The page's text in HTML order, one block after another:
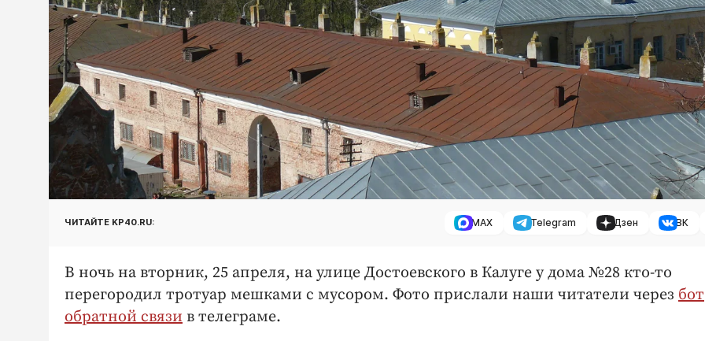
ЧИТАЙТЕ KP40.RU: MAX Telegram Дзен ВК
В ночь на вторник, 25 апреля, на улице Достоевского в Калуге у дома №28 кто-то
перегородил тротуар мешками с мусором. Фото прислали наши читатели через бот
обратной связи в телеграме.